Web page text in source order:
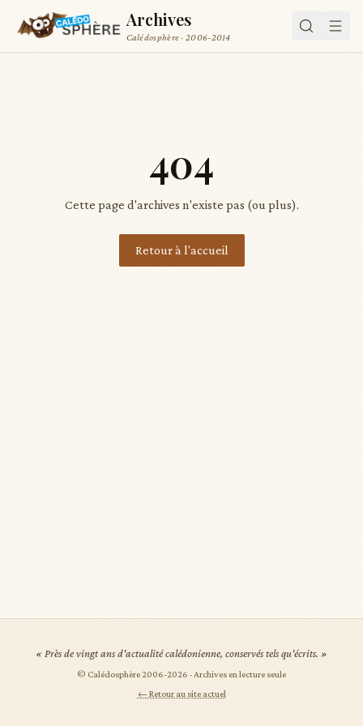
Archives
Calédosphère · 2006-2014
404
Cette page d'archives n'existe pas (ou plus).
Retour à l'accueil
« Près de vingt ans d'actualité calédonienne, conservés tels qu'écrits. »
© Calédosphère 2006-2026 · Archives en lecture seule
← Retour au site actuel